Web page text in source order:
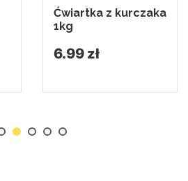
Ćwiartka z kurczaka
1kg
6.99 zł